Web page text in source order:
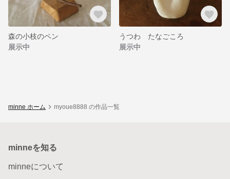
森の小枝のペン
展示中
うつわ たなごころ
展示中
minne ホーム myoue8888 の作品一覧
minneを知る
minneについて